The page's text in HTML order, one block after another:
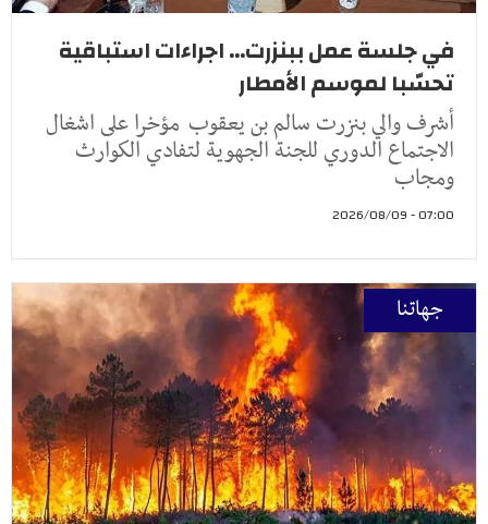
في جلسة عمل ببنزرت... اجراءات استباقية
تحسّبا لموسم الأمطار
أشرف والي بنزرت سالم بن يعقوب مؤخرا على اشغال
الاجتماع الدوري للجنة الجهوية لتفادي الكوارث
ومجاب
07:00 - 2026/08/09
جهاتنا